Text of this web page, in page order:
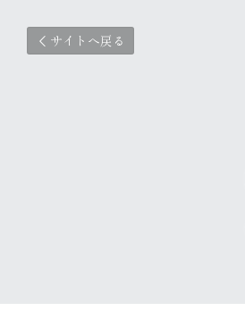
サイトへ戻る